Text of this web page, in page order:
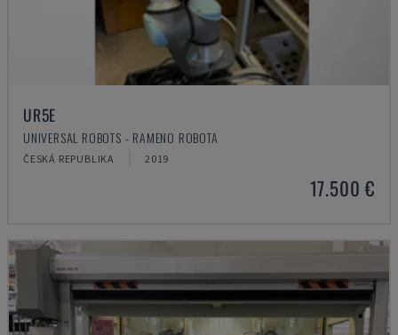
UR5E
UNIVERSAL ROBOTS - RAMENO ROBOTA
ČESKÁ REPUBLIKA 2019
17.500 €